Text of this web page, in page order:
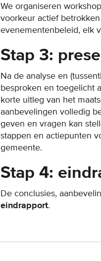
We organiseren
voorkeur actief
evenementenbeleid, elk
Stap 3:
Na de analyse en
besproken en toegelicht
korte uitleg van het
aanbevelingen volledig
geven en vragen kan
stappen en actiepunten
gemeente.
Stap 4:
De conclusies,
eindrapport.